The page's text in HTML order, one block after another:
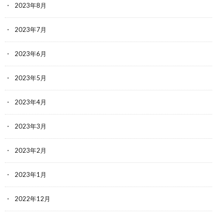
2023年8月
2023年7月
2023年6月
2023年5月
2023年4月
2023年3月
2023年2月
2023年1月
2022年12月